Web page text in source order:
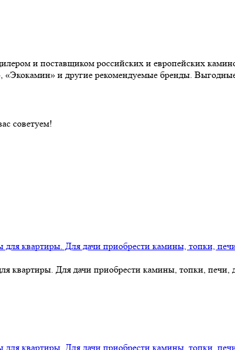
и поставщиком российских и европейских
«Экокамин» и другие рекомендуемые бренды.
советуем!
квартиры. Для дачи приобрести камины, топки,